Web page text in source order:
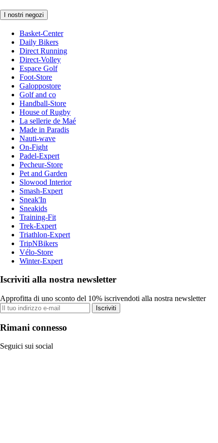
I nostri negozi
Basket-Center
Daily Bikers
Direct Running
Direct-Volley
Espace Golf
Foot-Store
Galoppostore
Golf and co
Handball-Store
House of Rugby
La sellerie de Maé
Made in Paradis
Nauti-wave
On-Fight
Padel-Expert
Pecheur-Store
Pet and Garden
Slowood Interior
Smash-Expert
Sneak'In
Sneakids
Training-Fit
Trek-Expert
Triathlon-Expert
TripNBikers
Vélo-Store
Winter-Expert
Iscriviti alla nostra newsletter
Approfitta di uno sconto del 10% iscrivendoti alla nostra newsletter
Iscriviti
Rimani connesso
Seguici sui social